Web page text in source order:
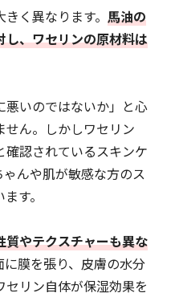
く異なります。 馬油の
、ワセリンの原材料は
悪いのではないか」と心
せん。しかしワセリン
認されているスキンケ
んや肌が敏感な方のス
す。
やテクスチャーも異な
膜を張り、皮膚の水分
リン自体が保湿効果を